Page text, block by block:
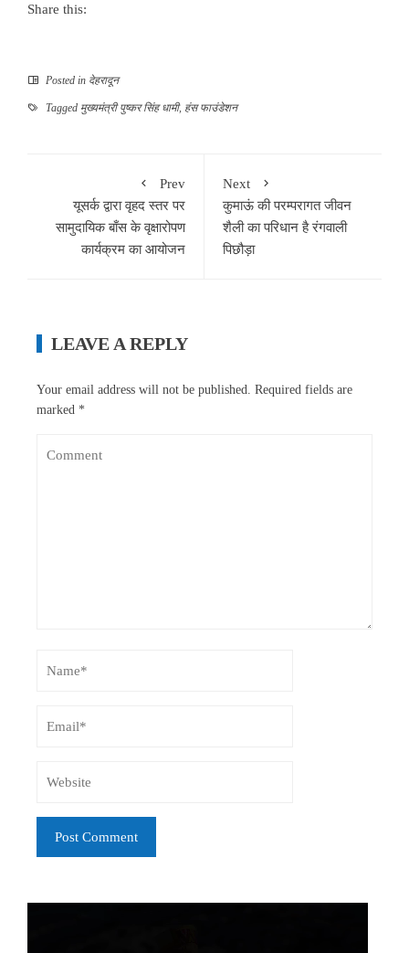
Share this:
Posted in देहरादून
Tagged मुख्यमंत्री पुष्कर सिंह धामी, हंस फाउंडेशन
Prev
यूसर्क द्वारा वृहद स्तर पर
सामुदायिक बाँस के वृक्षारोपण
कार्यक्रम का आयोजन
Next
कुमाऊं की परम्परागत जीवन
शैली का परिधान है रंगवाली
पिछौड़ा
LEAVE A REPLY
Your email address will not be published.
Required fields are
marked *